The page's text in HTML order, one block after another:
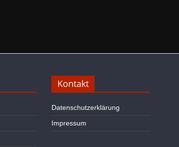
Kontakt
Datenschutzerklärung
Impressum